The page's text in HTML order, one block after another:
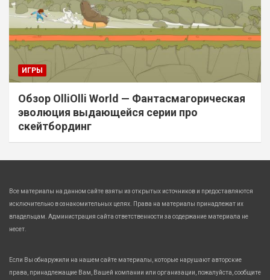
ИГРЫ
Обзор OlliOlli World — Фантасмагорическая
эволюция выдающейся серии про
скейтбординг
Все материалы на данном сайте взяты из открытых источников и предоставляются
исключительно в ознакомительных целях. Права на материалы принадлежат их
владельцам. Администрация сайта ответственности за содержание материала не
несет.
Если Вы обнаружили на нашем сайте материалы, которые нарушают авторские
права, принадлежащие Вам, Вашей компании или организации, пожалуйста, сообщите